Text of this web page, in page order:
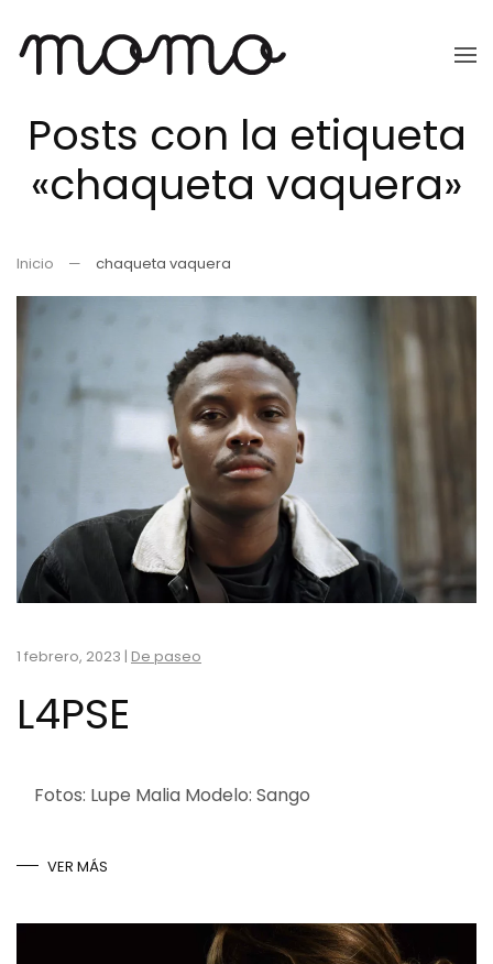
Ir
contenido
principal
Posts con la etiqueta
«chaqueta vaquera»
Inicio chaqueta vaquera
1 febrero, 2023 | De paseo
L4PSE
Fotos: Lupe Malia Modelo: Sango
VER MÁS